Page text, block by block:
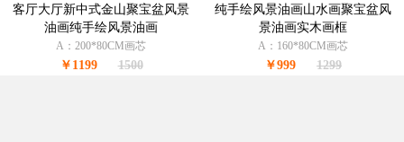
客厅大厅新中式金山聚宝盆风景
油画纯手绘风景油画
A：200*80CM画芯
￥1199 1500
纯手绘风景油画山水画聚宝盆风
景油画实木画框
A：160*80CM画芯
￥999 1299